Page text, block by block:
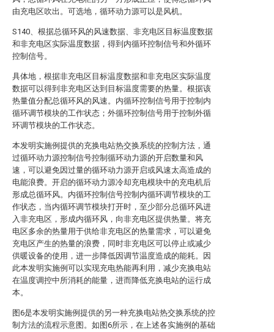
由充电区吹出。可选地，循环动力源可以是风机。
S140、根据总循环风的风速数据、非充电区目标温度数据
和非充电区实际温度数据，得到内循环控制信号和外循环
控制信号。
具体地，根据非充电区目标温度数据和非充电区实际温度
数据可以得到非充电区达到目标温度需要的热量。根据该
热量值分配总循环风的风速。内循环控制信号用于控制内
循环调节模块的工作状态；外循环控制信号用于控制外循
环调节模块的工作状态。
本发明实施例提供的充换电站热交换系统的控制方法，通
过循环动力源控制信号控制循环动力源的开启数量和风
速，可以避免因过量的循环动力源开启或风速太高造成的
电能浪费。开启的循环动力源冷却充电模块中的充电机后
形成总循环风。内循环控制信号控制内循环调节模块的工
作状态，当内循环调节模块打开时，至少部分总循环风进
入非充电区，形成内循环风，向非充电区提供热量。将充
电区多余的热量用于供给非充电区的热量需求，可以避免
充电区产生的热量的浪费，同时非充电区可以停止或减少
供暖设备的使用，进一步降低因调节温度造成的能耗。因
此本发明实施例可以实现充电热能再利用，减少充换电站
在温度调控中所消耗的能量，进而降低充换电站的运行成
本。
图6是本发明实施例提供的另一种充换电站热交换系统的控
制方法的流程示意图。如图6所示，在上述各实施例的基础